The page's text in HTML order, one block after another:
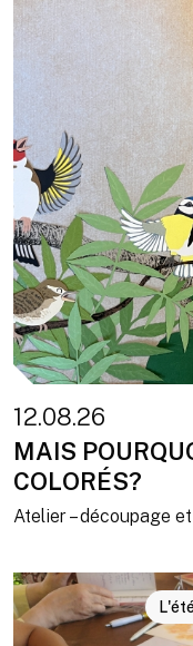
12.08.26
MAIS
COLORÉS?
Atelier – découpage